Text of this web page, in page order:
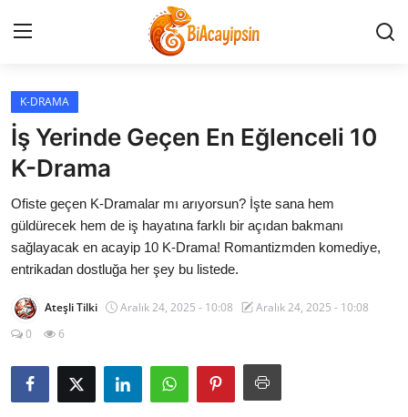
Anasayfa
İletişim
Genel
Anime Önerileri
Kore Dünyası
Anime Karakterleri
Anime
K-DRAMA
İş Yerinde Geçen En Eğlenceli 10
K-Drama
Ofiste geçen K-Dramalar mı arıyorsun? İşte sana hem
güldürecek hem de iş hayatına farklı bir açıdan bakmanı
sağlayacak en acayip 10 K-Drama! Romantizmden komediye,
entrikadan dostluğa her şey bu listede.
Ateşli Tilki Aralık 24, 2025 - 10:08
Aralık 24, 2025 - 10:08
0
6